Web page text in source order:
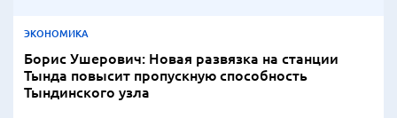
ЭКОНОМИКА
Борис Ушерович: Новая развязка на станции
Тында повысит пропускную способность
Тындинского узла